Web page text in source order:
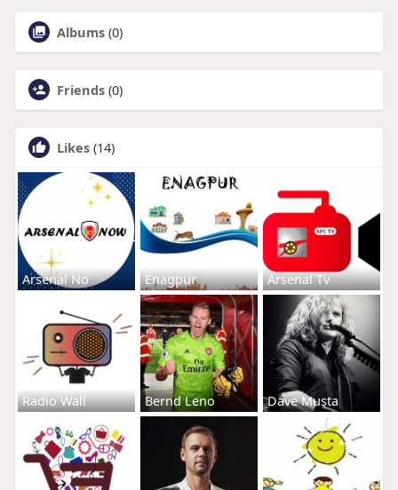
Albums (0)
Friends (0)
Likes (14)
Arsenal No Enagpur Arsenal Tv
Radio Wall Bernd Leno Dave Musta